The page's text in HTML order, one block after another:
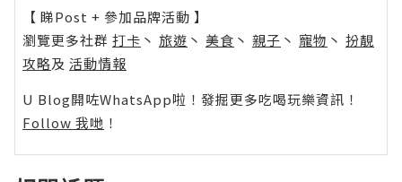
【 睇Post + 參加品牌活動 】
瀏覽更多社群 打卡 丶 旅遊 丶 美食 丶 親子 丶 寵物 丶 扮靚
攻略及 活動情報
U Blog開咗WhatsApp啦！發掘更多吃喝玩樂資訊！
Follow 我哋 ！